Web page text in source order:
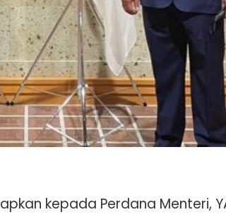
kepada Perdana Menteri,